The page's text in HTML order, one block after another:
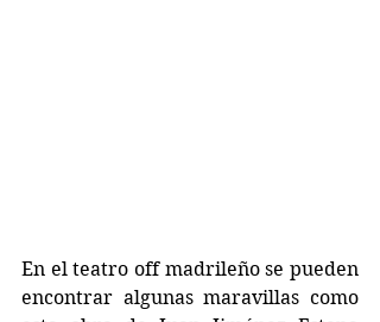
En el teatro off madrileño se pueden
encontrar algunas maravillas como